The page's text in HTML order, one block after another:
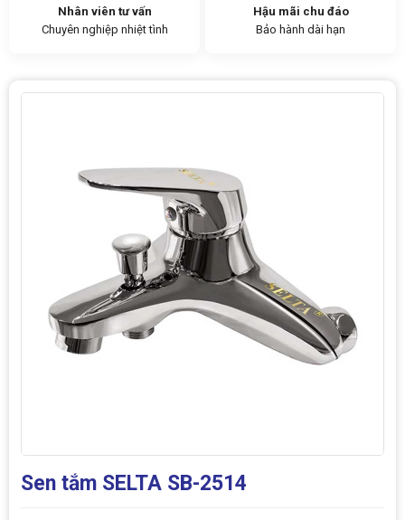
Nhân viên tư vấn
Chuyên nghiệp nhiệt tình
Hậu mãi chu đáo
Bảo hành dài hạn
Sen tắm SELTA SB-2514